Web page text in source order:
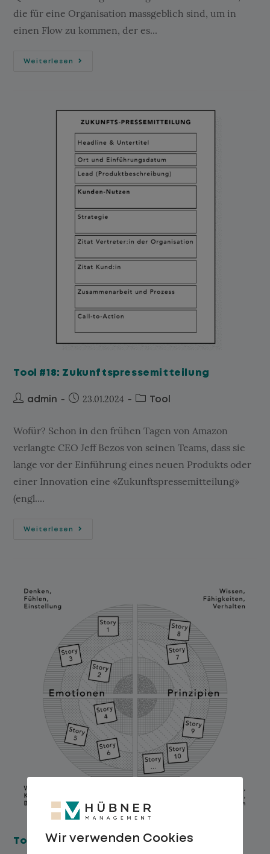
die für eine Organisation massgeblich sind, um in
einen Flow zu kommen, der es...
Weiterlesen
Tool #18: Zukunftspressemitteilung
admin 23.01.2024 Tool
Wofür? Schon in den frühen Tagen von Amazon
verlangte CEO Jeff Bezos von seinen Teams, dass sie
lange vor der Einführung eines neuen Produkts oder
einer Innovation eine «Zukunftspressemitteilung»
(engl....
Weiterlesen
Tool #17: Story Mapping
Wir verwenden Cookies